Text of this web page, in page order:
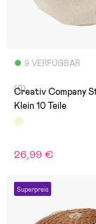
9 VERFÜGBAR
(0)
Creativ Company
Klein 10 Teile
26,99 €
Superpreis